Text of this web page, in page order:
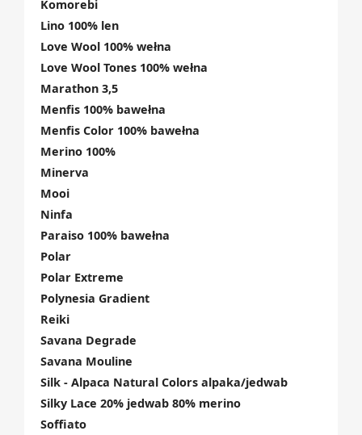
Komorebi
Lino 100% len
Love Wool 100% wełna
Love Wool Tones 100% wełna
Marathon 3,5
Menfis 100% bawełna
Menfis Color 100% bawełna
Merino 100%
Minerva
Mooi
Ninfa
Paraiso 100% bawełna
Polar
Polar Extreme
Polynesia Gradient
Reiki
Savana Degrade
Savana Mouline
Silk - Alpaca Natural Colors alpaka/jedwab
Silky Lace 20% jedwab 80% merino
Soffiato